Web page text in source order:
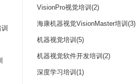
VisionPro视觉培训(2)
海康机器视觉VisionMaster培训(3)
机器视觉培训(5)
机器视觉软件开发培训(2)
深度学习培训(1)